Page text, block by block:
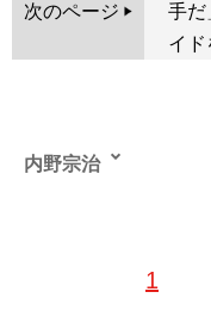
次のページ
手だ
イド
1
内野宗治
出身。国際基督教大学教